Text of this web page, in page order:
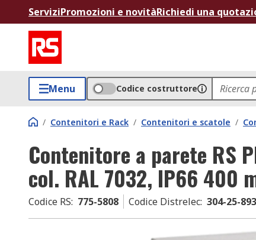
ServiziPromozioni e novitàRichiedi una
Menu Codice costruttore
/ Contenitori e Rack / Contenitori e scatole /
Contenitore a parete RS
col. RAL 7032, IP66 400
Codice RS: 775-5808 Codice Distrelec: 304-25-893